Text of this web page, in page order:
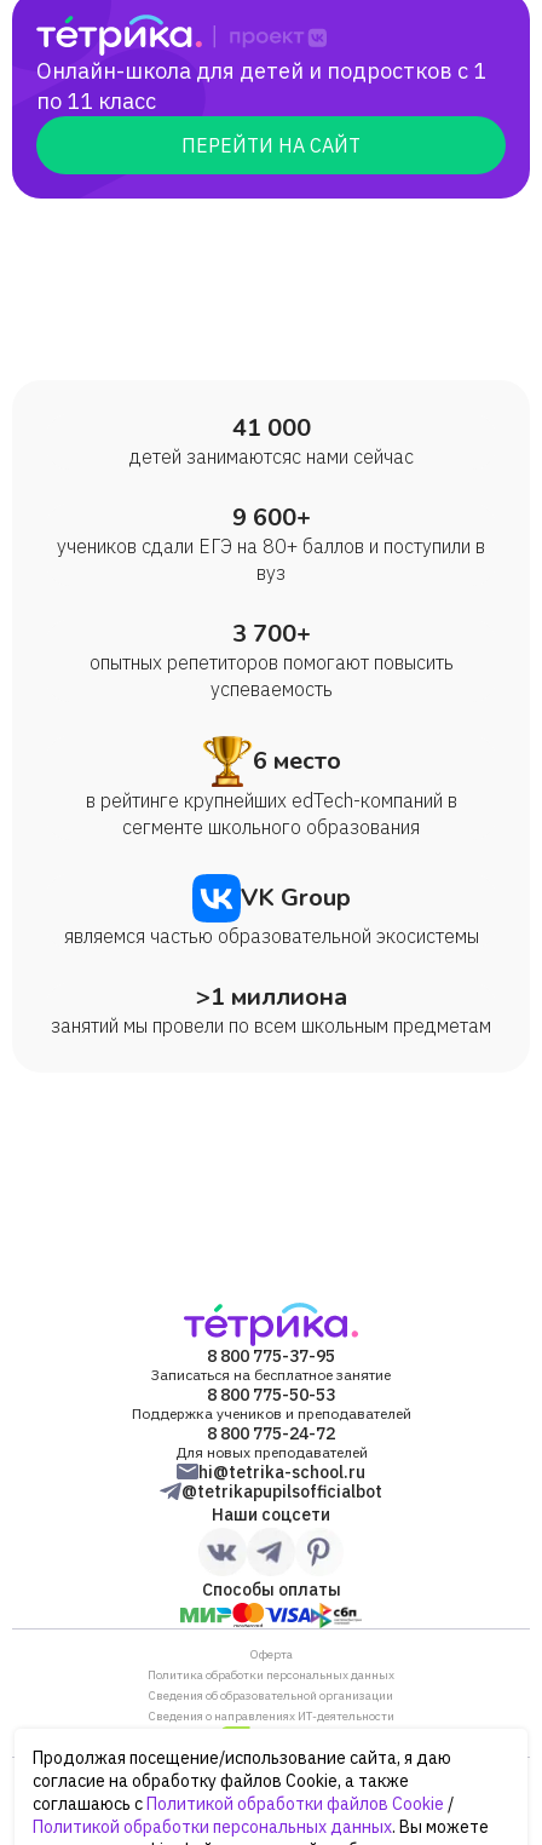
Онлайн-школа для детей и подростков с 1
по 11 класс
ПЕРЕЙТИ НА САЙТ
41 000
детей занимаются с нами сейчас
9 600+
учеников сдали ЕГЭ на 80+ баллов и поступили в
вуз
3 700+
опытных репетиторов помогают повысить
успеваемость
6 место
в рейтинге крупнейших edTech-компаний в
сегменте школьного образования
VK Group
являемся частью образовательной экосистемы
>1 миллиона
занятий мы провели по всем школьным предметам
8 800 775-37-95
Записаться на бесплатное занятие
8 800 775-50-53
Поддержка учеников и преподавателей
8 800 775-24-72
Для новых преподавателей
hi@tetrika-school.ru
@tetrikapupilsofficialbot
Наши соцсети
Способы оплаты
Оферта
Политика обработки персональных данных
Сведения об образовательной организации
Сведения о направлениях ИТ-деятельности
ОГРН: 1187746880530
ИНН/КПП: 7702446568/770901001
105120, г. Москва, ул. Нижняя Сыромятническая,
дом 10, строение 12, этаж 4
Продолжая посещение/использование сайта, я даю
согласие на обработку файлов Cookie, а также
соглашаюсь сПолитикой обработки файлов Cookie /
Политикой обработки персональных данных. Вы можете